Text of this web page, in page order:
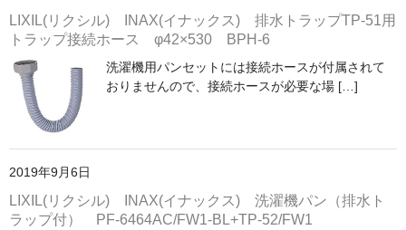
収納キャビネット・棚・化粧棚
収納キャビネット・棚・化粧棚 [LIXIL]
収納キャビネット・棚・化粧棚 [TOTO]
紙巻器・トイレットペーパーホルダー
紙巻器・トイレットペーパーホルダー [TOTO]
LIXIL(リクシル) INAX(イナックス) 排水トラップTP-51用
トラップ接続ホース φ42×530 BPH-6
洗濯機用パンセットには接続ホースが付属されて
おりませんので、接続ホースが必要な場 […]
2019年9月6日
LIXIL(リクシル) INAX(イナックス) 洗濯機パン（排水ト
ラップ付） PF-6464AC/FW1-BL+TP-52/FW1